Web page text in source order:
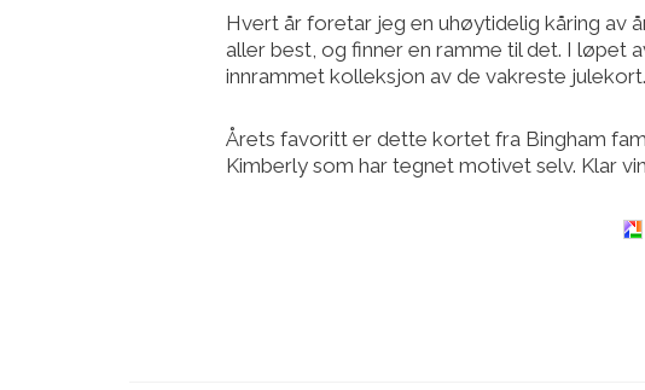
Hvert år foretar jeg en uhøytidelig kåring
aller best, og finner en ramme til det. I løpet
innrammet kolleksjon av de vakreste julekort.
Årets favoritt er dette kortet fra Bingham
Kimberly som har tegnet motivet selv. Klar